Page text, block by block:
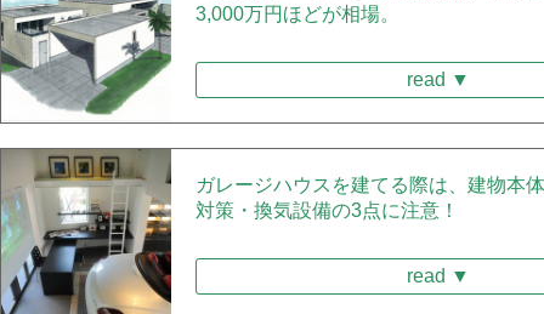
3,000万円ほどが相場。
read ▼
ガレージハウスを建てる際は、建物本
対策・換気設備の3点に注意！
read ▼